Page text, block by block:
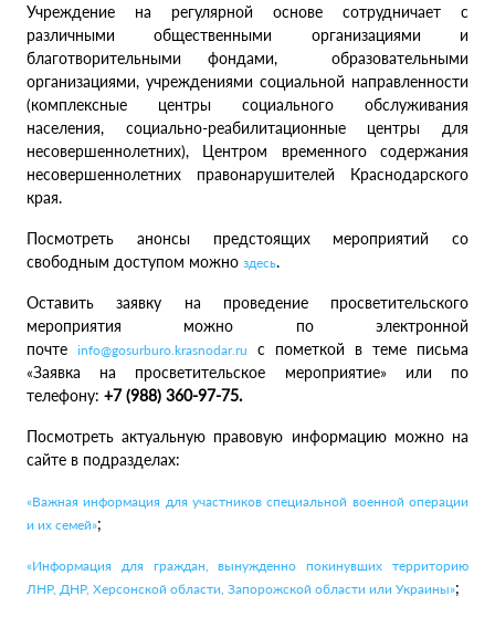
Учреждение на регулярной основе сотрудничает с
различными общественными организациями и
благотворительными фондами, образовательными
организациями, учреждениями социальной направленности
(комплексные центры социального обслуживания
населения, социально-реабилитационные центры для
несовершеннолетних), Центром временного содержания
несовершеннолетних правонарушителей Краснодарского
края.
Посмотреть анонсы предстоящих мероприятий со
свободным доступом можно здесь.
Оставить заявку на проведение просветительского
мероприятия можно по электронной
почте info@gosurburo.krasnodar.ru
c пометкой в теме письма
«Заявка на просветительское мероприятие» или по
телефону: +7 (988) 360-97-75.
Посмотреть актуальную правовую информацию можно на
сайте в подразделах:
«Важная информация для участников специальной военной операции
и их семей»;
«Информация для граждан, вынужденно покинувших территорию
ЛНР, ДНР, Херсонской области, Запорожской области или Украины»;